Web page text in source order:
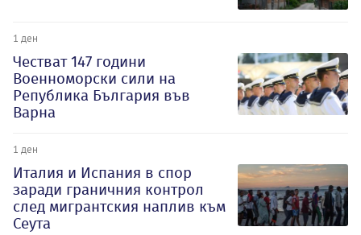
1 ден
Честват 147 години
Военноморски сили на
Република България във
Варна
1 ден
Италия и Испания в спор
заради граничния контрол
след мигрантския наплив към
Сеута